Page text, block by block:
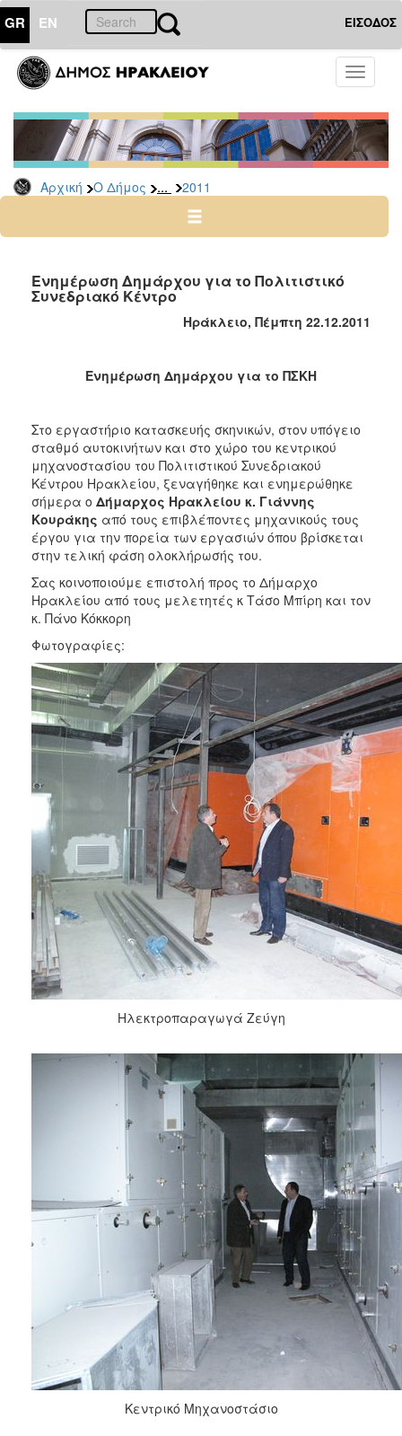
GR EN ΕΙΣΟΔΟΣ
Toggle
Αρχική Ο Δήμος ... 2011
ΔΗΜΟΣ
Δελτία
Τύπου
Αρχείο
2026
2024
2022
2019
2017
2016
2015
2013
2012
2011
2010
2006
ΤΟΠΟΣ
ΑΝΘΕΚΤΙΚΗ
ΠΟΛΗ
Ενημέρωση Δημάρχου για το Πολιτιστικό
Συνεδριακό Κέντρο
Ηράκλειο, Πέμπτη 22.12.2011
Ενημέρωση Δημάρχου για το ΠΣΚΗ
Στο εργαστήριο κατασκευής σκηνικών, στον υπόγειο
σταθμό αυτοκινήτων και στο χώρο του κεντρικού
μηχανοστασίου του Πολιτιστικού Συνεδριακού
Κέντρου Ηρακλείου, ξεναγήθηκε και ενημερώθηκε
σήμερα ο Δήμαρχος Ηρακλείου κ. Γιάννης
Κουράκης από τους επιβλέποντες μηχανικούς τους
έργου για την πορεία των εργασιών όπου βρίσκεται
στην τελική φάση ολοκλήρωσής του.
Σας κοινοποιούμε επιστολή προς το Δήμαρχο
Ηρακλείου από τους μελετητές κ Τάσο Μπίρη και τον
κ. Πάνο Κόκκορη
Φωτογραφίες:
Ηλεκτροπαραγωγά Ζεύγη
Κεντρικό Μηχανοστάσιο